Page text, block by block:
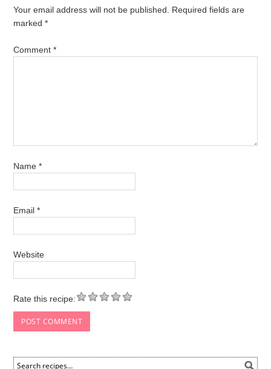
Your email address will not be published.
Required fields are
marked*
Comment*
Name*
Email*
Website
Rate this recipe: